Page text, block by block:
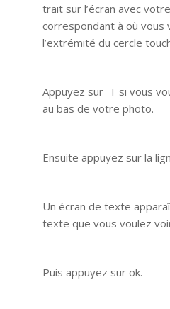
trait sur l’écran avec
correspondant à où vous
l’extrémité du cercle
Appuyez sur T si vous
au bas de votre photo.
Ensuite appuyez sur la
Un écran de texte
texte que vous voulez
Puis appuyez sur ok.